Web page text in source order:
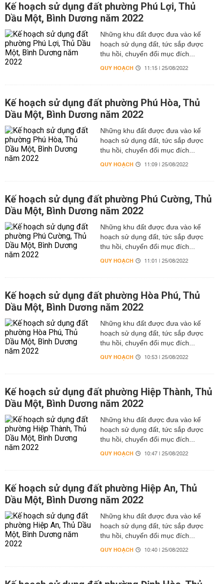
Kế hoạch sử dụng đất phường Phú Lợi, Thủ
Dầu Một, Bình Dương năm 2022
Những khu đất được đưa vào kế
hoạch sử dụng đất, tức sắp được
thu hồi, chuyển đổi mục đích...
QUY HOẠCH 11:15 | 25/08/2022
Kế hoạch sử dụng đất phường Phú Hòa, Thủ
Dầu Một, Bình Dương năm 2022
Những khu đất được đưa vào kế
hoạch sử dụng đất, tức sắp được
thu hồi, chuyển đổi mục đích...
QUY HOẠCH 11:09 | 25/08/2022
Kế hoạch sử dụng đất phường Phú Cường, Thủ
Dầu Một, Bình Dương năm 2022
Những khu đất được đưa vào kế
hoạch sử dụng đất, tức sắp được
thu hồi, chuyển đổi mục đích...
QUY HOẠCH 11:01 | 25/08/2022
Kế hoạch sử dụng đất phường Hòa Phú, Thủ
Dầu Một, Bình Dương năm 2022
Những khu đất được đưa vào kế
hoạch sử dụng đất, tức sắp được
thu hồi, chuyển đổi mục đích...
QUY HOẠCH 10:53 | 25/08/2022
Kế hoạch sử dụng đất phường Hiệp Thành, Thủ
Dầu Một, Bình Dương năm 2022
Những khu đất được đưa vào kế
hoạch sử dụng đất, tức sắp được
thu hồi, chuyển đổi mục đích...
QUY HOẠCH 10:47 | 25/08/2022
Kế hoạch sử dụng đất phường Hiệp An, Thủ
Dầu Một, Bình Dương năm 2022
Những khu đất được đưa vào kế
hoạch sử dụng đất, tức sắp được
thu hồi, chuyển đổi mục đích...
QUY HOẠCH 10:40 | 25/08/2022